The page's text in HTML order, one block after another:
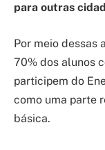
para outras
Por meio dessas
70% dos alunos
participem do
como uma parte
básica.